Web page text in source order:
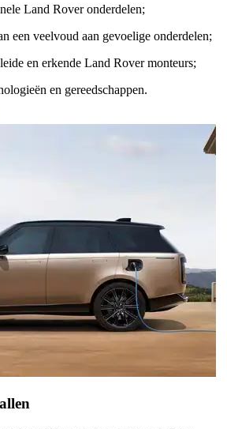
Land Rover onderdelen;
een veelvoud aan gevoelige onderdelen;
en erkende Land Rover monteurs;
en gereedschappen.